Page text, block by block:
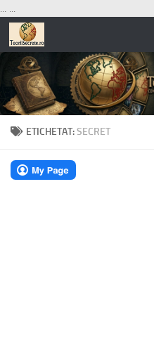
... ...
Skip to content
ETICHETAT:SECRET